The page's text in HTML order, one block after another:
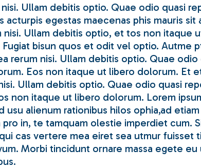
Ullam debitis optio. Quae odio quasi
acturpis egestas maecenas phis mauris sit
nisi. Ullam debitis optio, et tos non itaque
bisun quos et odit vel optio. Autme
rerum nisi. Ullam debitis optio. Quae
Eos non itaque ut libero dolorum. Et
Ullam debitis optio. Quae odio quasi
non itaque ut libero dolorum. Lorem
usu alienum rationibus hilos ophia,ad
in, te tamquam olestie imperdiet cum.
cas vertere mea eiret sea utmur fuisset
Morbi tincidunt ornare massa egete